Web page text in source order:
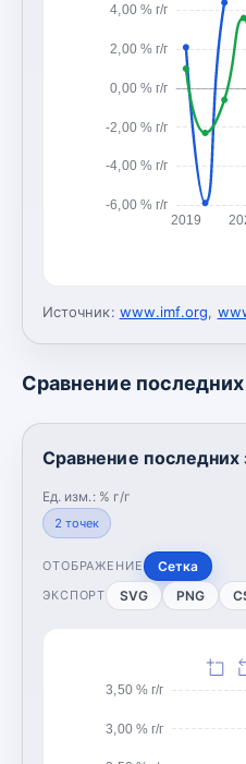
-6,00 % г/г
-4,00 % г/г
-2,00 % г/г
0,00 % г/г
2,00 % г/г
4,00 % г/г
2019
Источник: www.imf.org,
Сравнение последних
Сравнение последних
Ед. изм.: % г/г
2 точек
ОТОБРАЖЕНИЕ Сетка
ЭКСПОРТ SVG PNG
3,00 % г/г
3,50 % г/г